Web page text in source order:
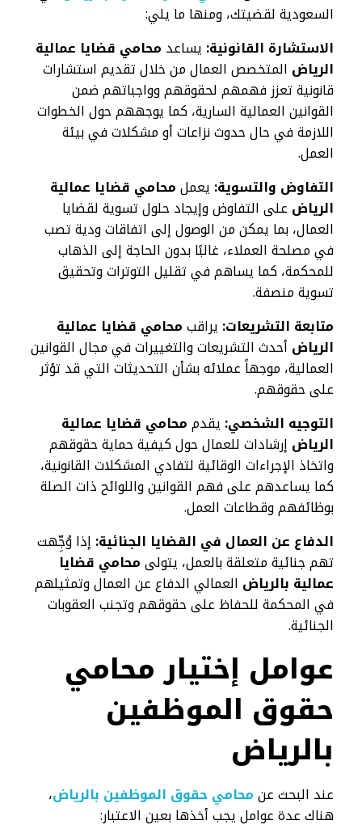
السعودية لقضيتك، ومنها ما يلي:
الاستشارة القانونية: يساعد محامي قضايا عمالية
الرياض المتخصص العمال من خلال تقديم استشارات
قانونية تعزز فهمهم لحقوقهم وواجباتهم ضمن
القوانين العمالية السارية، كما يوجههم حول الخطوات
اللازمة في حال حدوث نزاعات أو مشكلات في بيئة
العمل.
التفاوض والتسوية: يعملمحامي قضايا عمالية
الرياض على التفاوض وإيجاد حلول تسوية لقضايا
العمال، بما يمكن من الوصول إلى اتفاقات ودية تصب
في مصلحة العملاء، غالبًا بدون الحاجة إلى الذهاب
للمحكمة، كما يساهم في تقليل التوترات وتحقيق
تسوية منصفة.
متابعة التشريعات: يراقبمحامي قضايا عمالية
الرياضأحدث التشريعات والتغييرات في مجال القوانين
العمالية، موجهاً عملائه بشأن التحديثات التي قد تؤثر
على حقوقهم.
التوجيه الشخصي: يقدممحامي قضايا عمالية
الرياض إرشادات للعمال حول كيفية حماية حقوقهم
واتخاذ الإجراءات الوقائية لتفادي المشكلات القانونية،
كما يساعدهم على فهم القوانين واللوائح ذات الصلة
بوظائفهم وقطاعات العمل.
الدفاع عن العمال في القضايا الجنائية: إذا وُجِّهت
تهم جنائية متعلقة بالعمل، يتولىمحامي قضايا
عمالية بالرياض العمالي الدفاع عن العمال وتمثيلهم
في المحكمة للحفاظ على حقوقهم وتجنب العقوبات
الجنائية.
عوامل إختيار محامي
حقوق الموظفين
بالرياض
عند البحث عنمحامي حقوق الموظفين بالرياض،
هناك عدة عوامل يجب أخذها بعين الاعتبار: